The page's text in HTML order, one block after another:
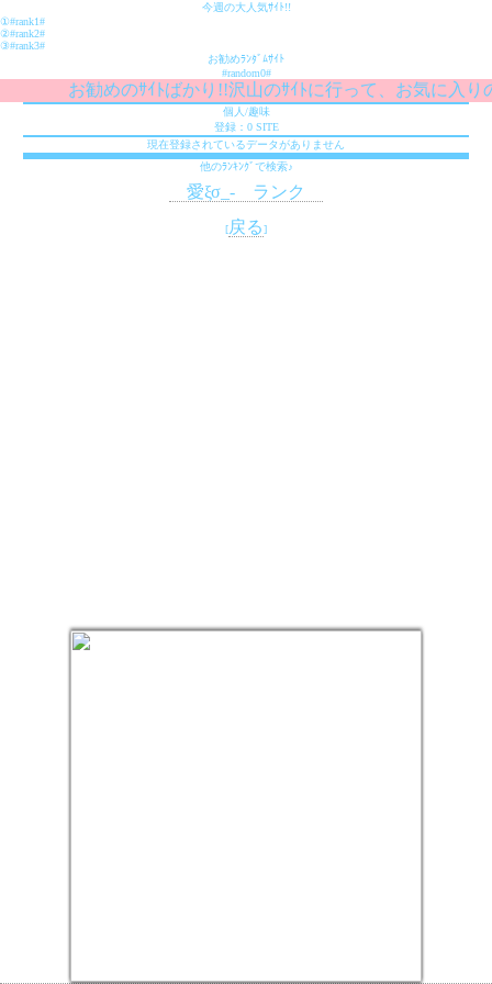
今週の大人気ｻｲﾄ!!
①#rank1#
②#rank2#
③#rank3#
お勧めﾗﾝﾀﾞﾑｻｲﾄ
#random0#
お勧めのｻｲﾄばかり!!沢山のｻｲﾄに行って、お気に入り
個人/趣味
登録：0 SITE
現在登録されているデータがありません
他のﾗﾝｷﾝｸﾞで検索♪
愛ξσ_- ランク
[戻る]